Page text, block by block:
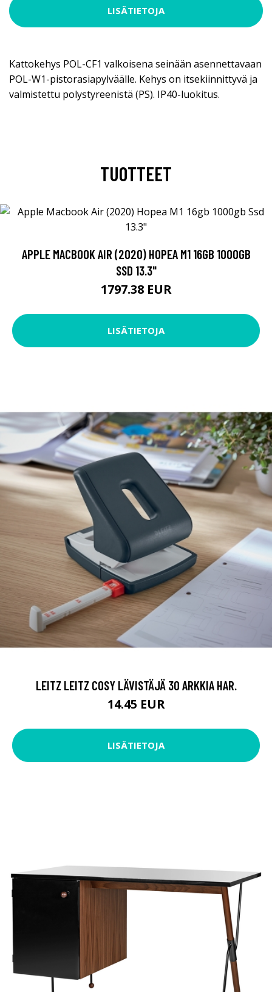
LISÄTIETOJA
Kattokehys POL-CF1 valkoisena seinään asennettavaan
POL-W1-pistorasiapylväälle. Kehys on itsekiinnittyvä ja
valmistettu polystyreenistä (PS). IP40-luokitus.
TUOTTEET
APPLE MACBOOK AIR (2020) HOPEA M1 16GB 1000GB
SSD 13.3"
1797.38 EUR
LISÄTIETOJA
LEITZ LEITZ COSY LÄVISTÄJÄ 30 ARKKIA HAR.
14.45 EUR
LISÄTIETOJA